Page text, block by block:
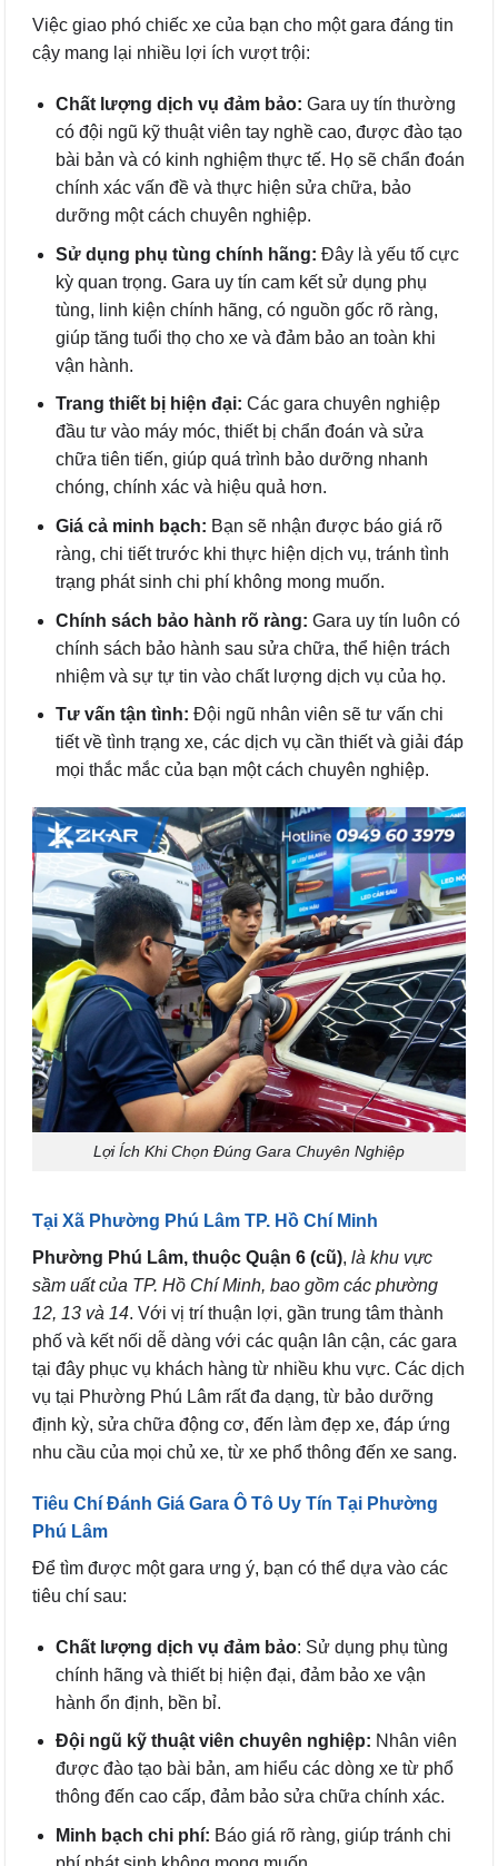
Việc giao phó chiếc xe của bạn cho một gara đáng tin
cậy mang lại nhiều lợi ích vượt trội:
Chất lượng dịch vụ đảm bảo: Gara uy tín thường
có đội ngũ kỹ thuật viên tay nghề cao, được đào tạo
bài bản và có kinh nghiệm thực tế. Họ sẽ chẩn đoán
chính xác vấn đề và thực hiện sửa chữa, bảo
dưỡng một cách chuyên nghiệp.
Sử dụng phụ tùng chính hãng: Đây là yếu tố cực
kỳ quan trọng. Gara uy tín cam kết sử dụng phụ
tùng, linh kiện chính hãng, có nguồn gốc rõ ràng,
giúp tăng tuổi thọ cho xe và đảm bảo an toàn khi
vận hành.
Trang thiết bị hiện đại: Các gara chuyên nghiệp
đầu tư vào máy móc, thiết bị chẩn đoán và sửa
chữa tiên tiến, giúp quá trình bảo dưỡng nhanh
chóng, chính xác và hiệu quả hơn.
Giá cả minh bạch: Bạn sẽ nhận được báo giá rõ
ràng, chi tiết trước khi thực hiện dịch vụ, tránh tình
trạng phát sinh chi phí không mong muốn.
Chính sách bảo hành rõ ràng: Gara uy tín luôn có
chính sách bảo hành sau sửa chữa, thể hiện trách
nhiệm và sự tự tin vào chất lượng dịch vụ của họ.
Tư vấn tận tình: Đội ngũ nhân viên sẽ tư vấn chi
tiết về tình trạng xe, các dịch vụ cần thiết và giải đáp
mọi thắc mắc của bạn một cách chuyên nghiệp.
Lợi Ích Khi Chọn Đúng Gara Chuyên Nghiệp
Tại Xã Phường Phú Lâm TP. Hồ Chí Minh
Phường Phú Lâm, thuộc Quận 6 (cũ), là khu vực
sầm uất của TP. Hồ Chí Minh, bao gồm các phường
12, 13 và 14. Với vị trí thuận lợi, gần trung tâm thành
phố và kết nối dễ dàng với các quận lân cận, các gara
tại đây phục vụ khách hàng từ nhiều khu vực. Các dịch
vụ tại Phường Phú Lâm rất đa dạng, từ bảo dưỡng
định kỳ, sửa chữa động cơ, đến làm đẹp xe, đáp ứng
nhu cầu của mọi chủ xe, từ xe phổ thông đến xe sang.
Tiêu Chí Đánh Giá Gara Ô Tô Uy Tín Tại Phường
Phú Lâm
Để tìm được một gara ưng ý, bạn có thể dựa vào các
tiêu chí sau:
Chất lượng dịch vụ đảm bảo: Sử dụng phụ tùng
chính hãng và thiết bị hiện đại, đảm bảo xe vận
hành ổn định, bền bỉ.
Đội ngũ kỹ thuật viên chuyên nghiệp: Nhân viên
được đào tạo bài bản, am hiểu các dòng xe từ phổ
thông đến cao cấp, đảm bảo sửa chữa chính xác.
Minh bạch chi phí: Báo giá rõ ràng, giúp tránh chi